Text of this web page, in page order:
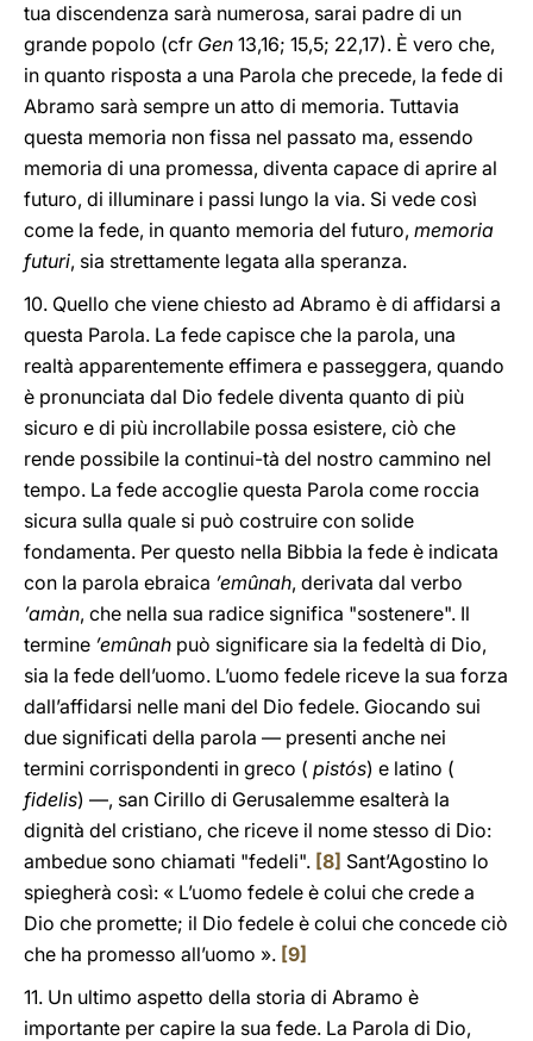
tua discendenza sarà numerosa, sarai padre di un
grande popolo (cfr Gen 13,16; 15,5; 22,17). È vero che,
in quanto risposta a una Parola che precede, la fede di
Abramo sarà sempre un atto di memoria. Tuttavia
questa memoria non fissa nel passato ma, essendo
memoria di una promessa, diventa capace di aprire al
futuro, di illuminare i passi lungo la via. Si vede così
come la fede, in quanto memoria del futuro, memoria
futuri, sia strettamente legata alla speranza.
10. Quello che viene chiesto ad Abramo è di affidarsi a
questa Parola. La fede capisce che la parola, una
realtà apparentemente effimera e passeggera, quando
è pronunciata dal Dio fedele diventa quanto di più
sicuro e di più incrollabile possa esistere, ciò che
rende possibile la continui-tà del nostro cammino nel
tempo. La fede accoglie questa Parola come roccia
sicura sulla quale si può costruire con solide
fondamenta. Per questo nella Bibbia la fede è indicata
con la parola ebraica ’emûnah, derivata dal verbo
’amàn, che nella sua radice significa "sostenere". Il
termine ’emûnah può significare sia la fedeltà di Dio,
sia la fede dell’uomo. L’uomo fedele riceve la sua forza
dall’affidarsi nelle mani del Dio fedele. Giocando sui
due significati della parola — presenti anche nei
termini corrispondenti in greco ( pistós) e latino (
fidelis) —, san Cirillo di Gerusalemme esalterà la
dignità del cristiano, che riceve il nome stesso di Dio:
ambedue sono chiamati "fedeli". [8] Sant’Agostino lo
spiegherà così: « L’uomo fedele è colui che crede a
Dio che promette; il Dio fedele è colui che concede ciò
che ha promesso all’uomo ». [9]
11. Un ultimo aspetto della storia di Abramo è
importante per capire la sua fede. La Parola di Dio,